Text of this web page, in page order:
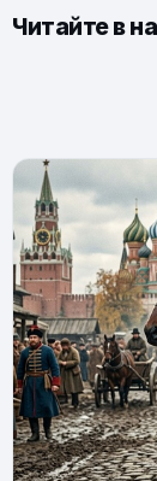
Читайте в